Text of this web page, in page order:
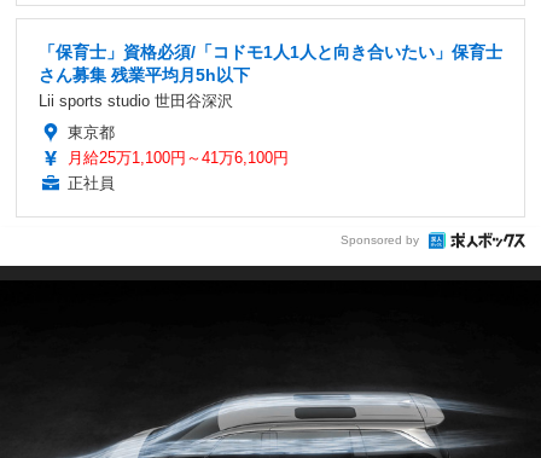
「保育士」資格必須/「コドモ1人1人と向き合いたい」保育士
さん募集 残業平均月5h以下
Lii sports studio 世田谷深沢
東京都
月給25万1,100円～41万6,100円
正社員
Sponsored by